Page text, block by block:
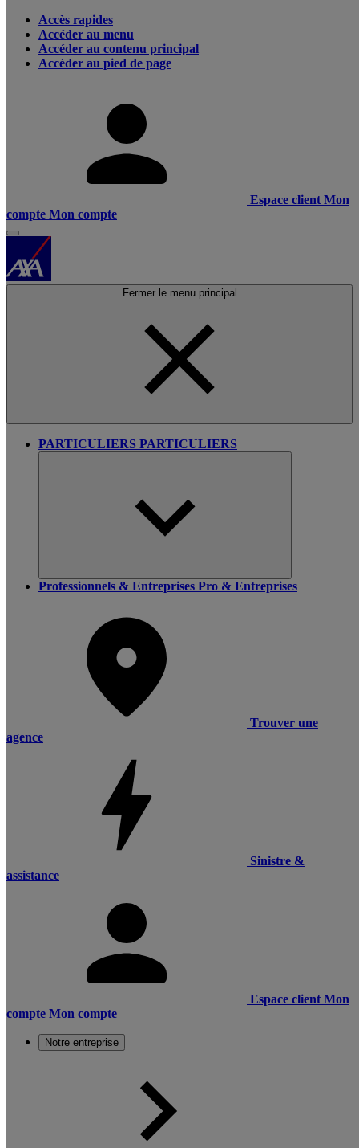
Accès rapides
Accéder au menu
Accéder au contenu principal
Accéder au pied de page
Espace client Mon
compte Mon compte
Fermer le menu principal
PARTICULIERS PARTICULIERS
Professionnels & Entreprises Pro & Entreprises
Trouver une
agence
Sinistre &
assistance
Espace client Mon
compte Mon compte
Notre entreprise